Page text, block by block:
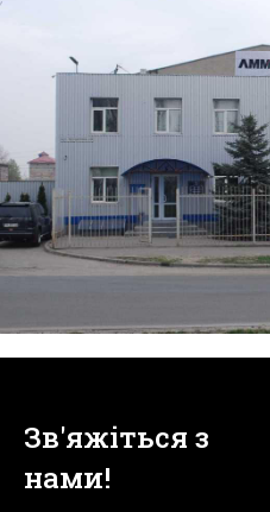
Зв'яжіться з
нами!